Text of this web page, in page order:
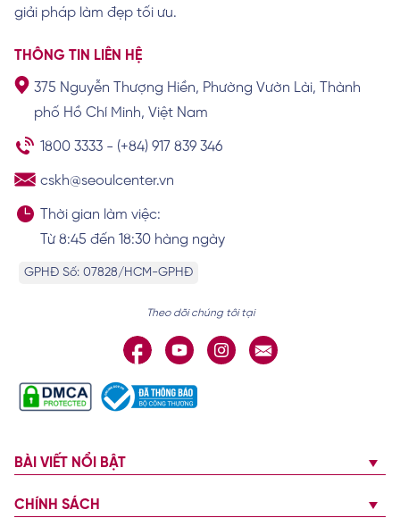
cho da trắng bật tông
Tắm trắng bị vàng lông nên làm gì? Những
sai lầm cần tránh
giải pháp làm đẹp tối ưu.
THÔNG TIN LIÊN HỆ
375 Nguyễn Thượng Hiền, Phường Vườn Lài, Thành
phố Hồ Chí Minh, Việt Nam
1800 3333 - (+84) 917 839 346
cskh@seoulcenter.vn
Thời gian làm việc:
Từ 8:45 đến 18:30 hàng ngày
GPHĐ Số: 07828/HCM-GPHĐ
Theo dõi chúng tôi tại
BÀI VIẾT NỔI BẬT
CHÍNH SÁCH